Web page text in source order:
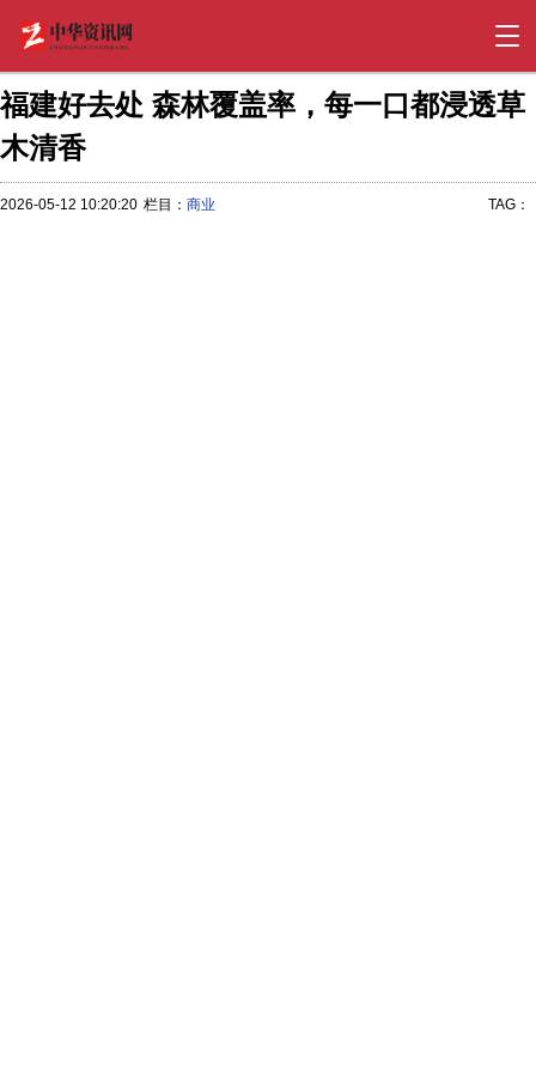
福建好去处 森林覆盖率，每一口都浸透草
木清香
2026-05-12 10:20:20 栏目： 商业 TAG：